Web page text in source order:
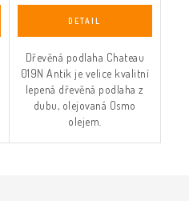
Dřevěná podlaha Chateau
019N Antik je velice kvalitní
lepená dřevěná podlaha z
dubu, olejovaná Osmo
olejem.